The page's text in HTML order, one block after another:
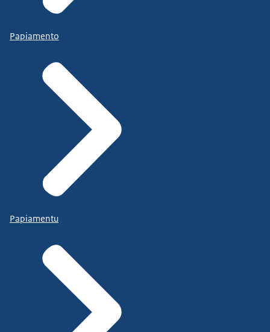
Papiamento
Papiamentu